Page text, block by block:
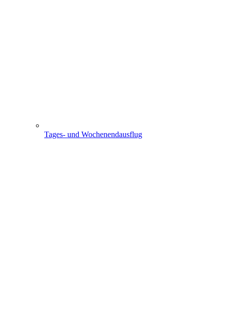
Tages- und Wochenendausflug